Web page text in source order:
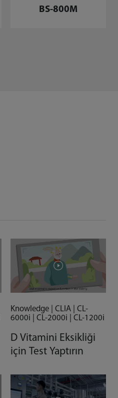
BS-800M
Knowledge | CLIA | CL-
6000i | CL-2000i | CL-1200i
D Vitamini Eksikliği
için Test Yaptırın